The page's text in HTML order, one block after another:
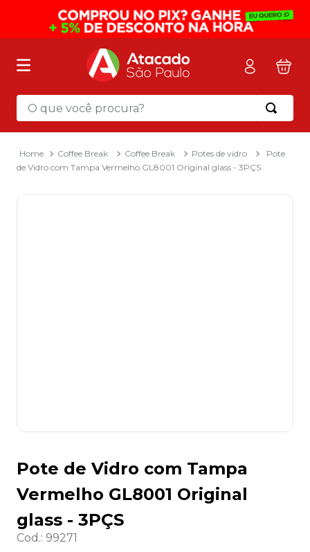
O que você procura?
Coffee Break Coffee Break Potes de vidro
Pote
de Vidro com Tampa Vermelho GL8001 Original glass - 3PÇS
Pote de Vidro com Tampa
Vermelho GL8001 Original
glass - 3PÇS
Cod.: 99271
Termos mais buscados
mochila
2º sacola
3º mala